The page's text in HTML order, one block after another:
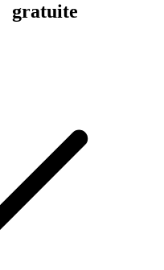
gratuite